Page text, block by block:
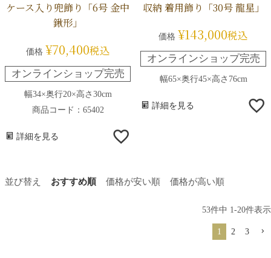
ケース入り兜飾り「6号 金中
鍬形」
価格 ¥70,400税込
オンラインショップ完売
幅34×奥行20×高さ30cm
商品コード：65402
詳細を見る
収納 着用飾り「30号 龍星」
価格 ¥143,000税込
オンラインショップ完売
幅65×奥行45×高さ76cm
詳細を見る
並び替え おすすめ順 価格が安い順 価格が高い順
53件中 1-20件表示
1 2 3